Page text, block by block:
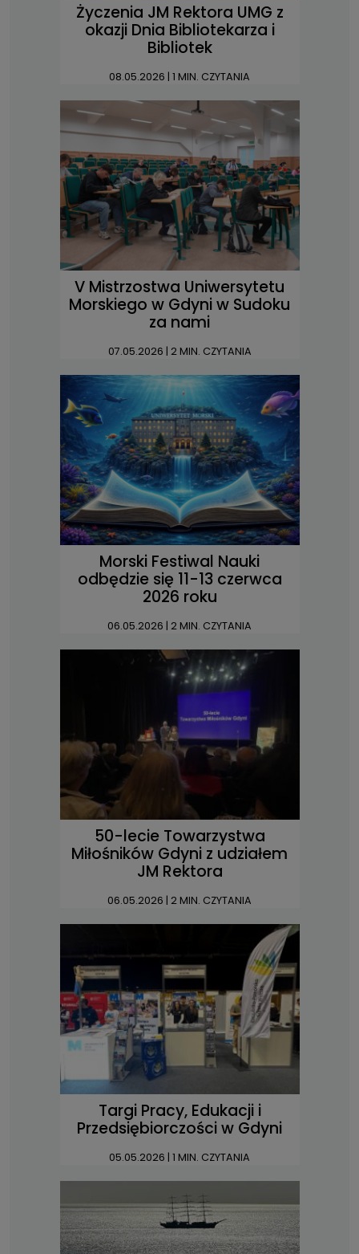
Życzenia JM Rektora UMG z
okazji Dnia Bibliotekarza i
Bibliotek
08.05.2026 | 1 MIN. CZYTANIA
V Mistrzostwa Uniwersytetu
Morskiego w Gdyni w Sudoku
za nami
07.05.2026 | 2 MIN. CZYTANIA
Morski Festiwal Nauki
odbędzie się 11-13 czerwca
2026 roku
06.05.2026 | 2 MIN. CZYTANIA
50-lecie Towarzystwa
Miłośników Gdyni z udziałem
JM Rektora
06.05.2026 | 2 MIN. CZYTANIA
Targi Pracy, Edukacji i
Przedsiębiorczości w Gdyni
05.05.2026 | 1 MIN. CZYTANIA